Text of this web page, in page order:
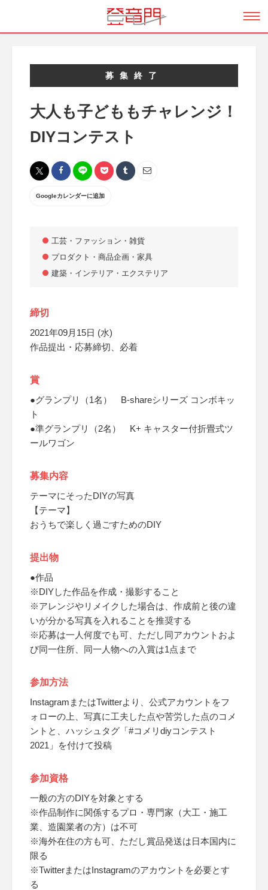
募集終了
大人も子どももチャレンジ！
DIYコンテスト
Googleカレンダーに追加
工芸・ファッション・雑貨
プロダクト・商品企画・家具
建築・インテリア・エクステリア
締切
2021年09月15日 (水)
作品提出・応募締切、必着
賞
●グランプリ（1名） B-shareシリーズ コンボキッ
ト
●準グランプリ（2名） K+ キャスター付折畳式ツ
ールワゴン
募集内容
テーマにそったDIYの写真
【テーマ】
おうちで楽しく過ごすためのDIY
提出物
●作品
※DIYした作品を作成・撮影すること
※アレンジやリメイクした場合は、作成前と後の違
いが分かる写真を入れることを推奨する
※応募は一人何度でも可、ただし同アカウントおよ
び同一住所、同一人物への入賞は1点まで
参加方法
InstagramまたはTwitterより、公式アカウントをフ
ォローの上、写真に工夫した点や苦労した点のコメ
ントと、ハッシュタグ「#コメリdiyコンテスト
2021」を付けて投稿
参加資格
一般の方のDIYを対象とする
※作品制作に関係するプロ・専門家（大工・施工
業、造園業者の方）は不可
※海外在住の方も可、ただし賞品発送は日本国内に
限る
※TwitterまたはInstagramのアカウントを必要とす
る